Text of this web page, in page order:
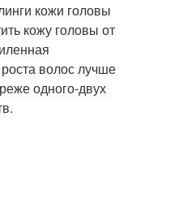
кожи головы
кожу головы от
волос лучше
одного-двух